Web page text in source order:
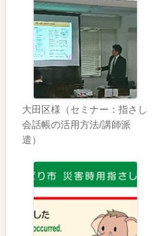
大田区様（セミナー：指さし
会話帳の活用方法/講師派
遣）